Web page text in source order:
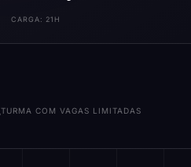
CARGA: 21H
TURMA COM VAGAS LIMITADAS